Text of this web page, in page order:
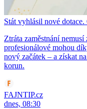
Stát vyhlásil nové
Ztráta zaměstnání
profesionálové mohou
nový začátek – a získat
korun.
FAJNTIP.cz
dnes, 08:30